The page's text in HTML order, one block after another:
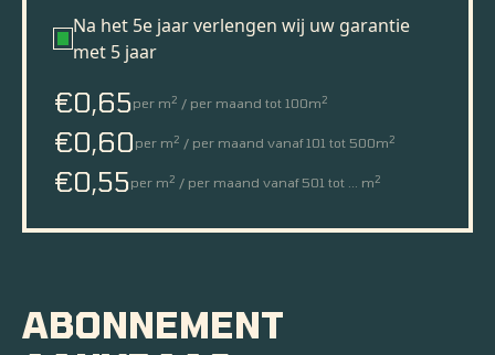
Na het 5e jaar verlengen wij uw garantie
met 5 jaar
€0,65per m2 / per maand tot 100m2
€0,60 per m2 / per maand vanaf 101 tot 500m2
€0,55per m2 / per maand vanaf 501 tot ... m2
ABONNEMENT